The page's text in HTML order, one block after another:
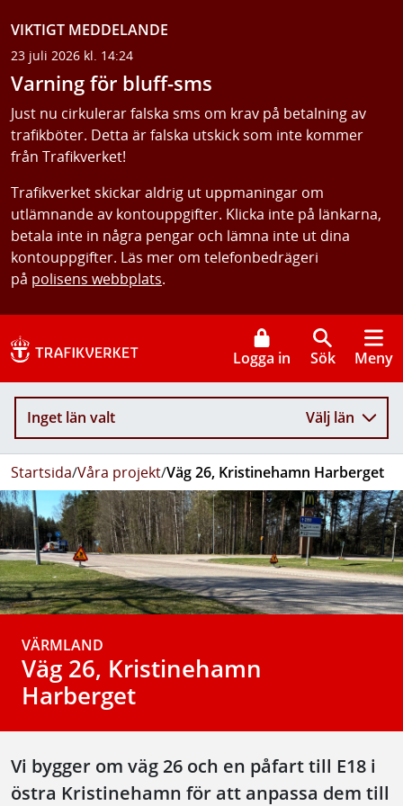
VIKTIGT MEDDELANDE
23 juli 2026 kl. 14:24
Varning för bluff-sms
Just nu cirkulerar falska sms om krav på betalning av
trafikböter. Detta är falska utskick som inte kommer
från Trafikverket!
Trafikverket skickar aldrig ut uppmaningar om
utlämnande av kontouppgifter. Klicka inte på länkarna,
betala inte in några pengar och lämna inte ut dina
kontouppgifter. Läs mer om telefonbedrägeri
på polisens webbplats.
Logga in Sök Meny
Inget län valt Välj län
Startsida/Våra projekt/Väg 26, Kristinehamn Harberget
VÄRMLAND
Väg 26, Kristinehamn
Harberget
Vi bygger om väg 26 och en påfart till E18 i
östra Kristinehamn för att anpassa dem till